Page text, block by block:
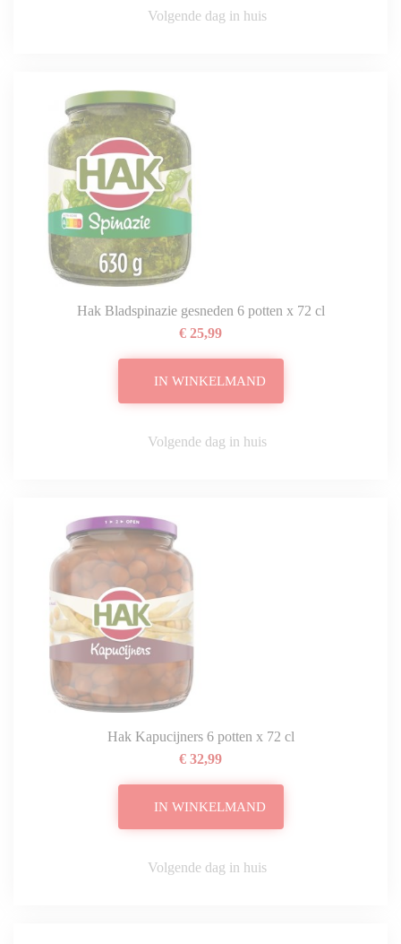
Volgende dag in huis
Hak Bladspinazie gesneden 6 potten x 72 cl
€ 25,99
IN WINKELMAND
Volgende dag in huis
Hak Kapucijners 6 potten x 72 cl
€ 32,99
IN WINKELMAND
Volgende dag in huis